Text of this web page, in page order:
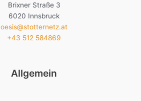
Brixner Straße 3
6020 Innsbruck
oesis@stotternetz.at
+43 512 584869
Allgemein